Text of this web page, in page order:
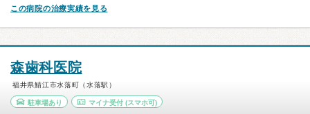
この病院の治療実績を見る
森歯科医院
福井県鯖江市水落町（水落駅）
駐車場あり マイナ受付(スマホ可)